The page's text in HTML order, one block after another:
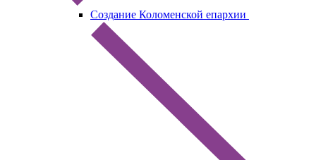
Создание Коломенской епархии